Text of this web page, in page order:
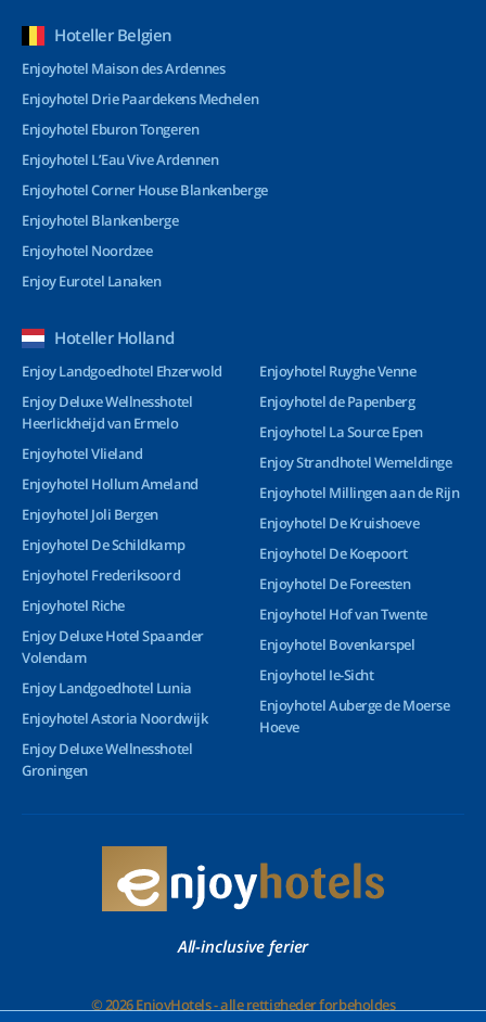
Hoteller Belgien
Enjoyhotel Maison des Ardennes
Enjoyhotel Drie Paardekens Mechelen
Enjoyhotel Eburon Tongeren
Enjoyhotel L’Eau Vive Ardennen
Enjoyhotel Corner House Blankenberge
Enjoyhotel Blankenberge
Enjoyhotel Noordzee
Enjoy Eurotel Lanaken
Hoteller Holland
Enjoy Landgoedhotel Ehzerwold
Enjoy Deluxe Wellnesshotel
Heerlickheijd van Ermelo
Enjoyhotel Vlieland
Enjoyhotel Hollum Ameland
Enjoyhotel Joli Bergen
Enjoyhotel De Schildkamp
Enjoyhotel Frederiksoord
Enjoyhotel Riche
Enjoy Deluxe Hotel Spaander
Volendam
Enjoy Landgoedhotel Lunia
Enjoyhotel Astoria Noordwijk
Enjoy Deluxe Wellnesshotel
Groningen
Enjoyhotel Ruyghe Venne
Enjoyhotel de Papenberg
Enjoyhotel La Source Epen
Enjoy Strandhotel Wemeldinge
Enjoyhotel Millingen aan de Rijn
Enjoyhotel De Kruishoeve
Enjoyhotel De Koepoort
Enjoyhotel De Foreesten
Enjoyhotel Hof van Twente
Enjoyhotel Bovenkarspel
Enjoyhotel Ie-Sicht
Enjoyhotel Auberge de Moerse
Hoeve
All-inclusive ferier
© 2026 EnjoyHotels - alle rettigheder forbeholdes